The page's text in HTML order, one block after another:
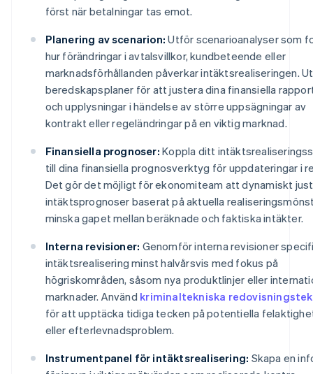
först när betalningar tas emot.
Planering av scenarion: Utför scenarioanalyser som
hur förändringar i avtalsvillkor, kundbeteende eller
marknadsförhållanden påverkar intäktsrealiseringen.
beredskapsplaner för att justera dina finansiella
och upplysningar i händelse av större uppsägningar av
kontrakt eller regeländringar på en viktig marknad.
Finansiella prognoser: Koppla ditt
till dina finansiella prognosverktyg för uppdateringar i
Det gör det möjligt för ekonomiteam att dynamiskt
intäktsprognoser baserat på aktuella
minska gapet mellan beräknade och faktiska intäkter.
Interna revisioner: Genomför interna revisioner
intäktsrealisering minst halvårsvis med fokus på
högriskområden, såsom nya produktlinjer eller
marknader. Använd kriminaltekniska
för att upptäcka tidiga tecken på potentiella
eller efterlevnadsproblem.
Instrumentpanel för intäktsrealisering: Skapa en